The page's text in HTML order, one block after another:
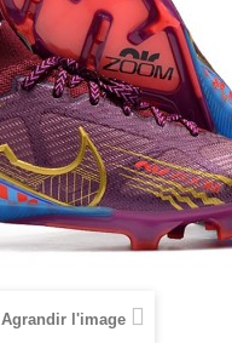
Agrandir l'image